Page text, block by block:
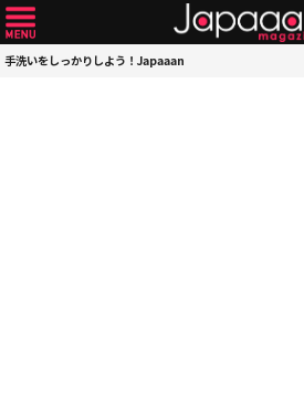
手洗いをしっかりしよう！Japaaan